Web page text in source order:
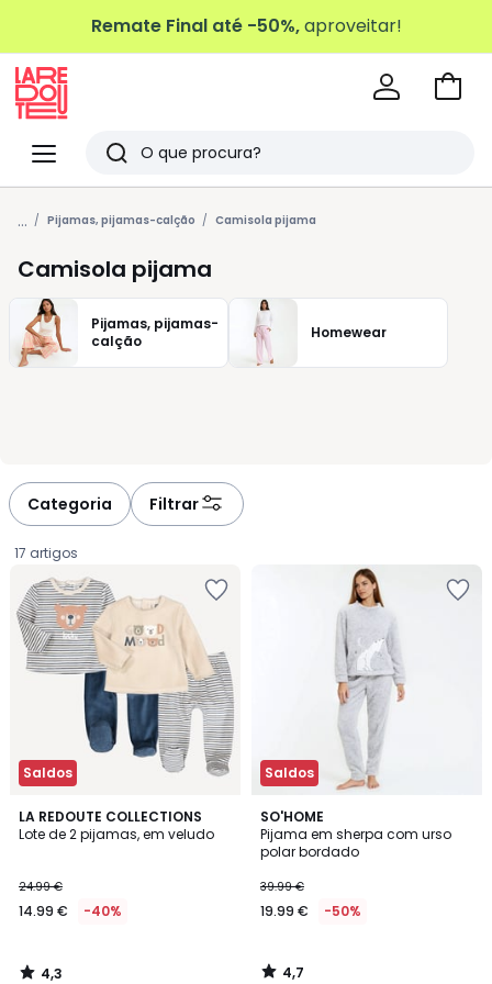
Remate Final até -50%,aproveitar!
Menu
Redoute
Pesquisar
Últimos
artigos
vistos
Ir
... Pijamas, pijamas-calção Camisola pijama
Camisola pijama
Pijamas, pijamas-
calção
Homewear
Categoria Filtrar
17 artigos
Saldos
LA REDOUTE COLLECTIONS
Lote de 2 pijamas, em veludo
€
em
de
24.99 €
14.99 € -40%
4,3
/ 5
4,3
Saldos
SO'HOME
Pijama em sherpa com urso
polar bordado
39.99 €
19.99 € -50%
4,7
/ 5
4,7
/